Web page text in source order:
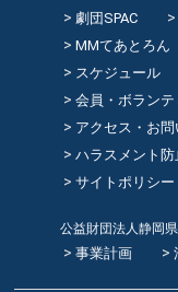
劇団SPAC
MMてあとろん
スケジュール
会員・ボランテ
アクセス・お
ハラスメント
サイトポリシー
公益財団法人静岡
事業計画